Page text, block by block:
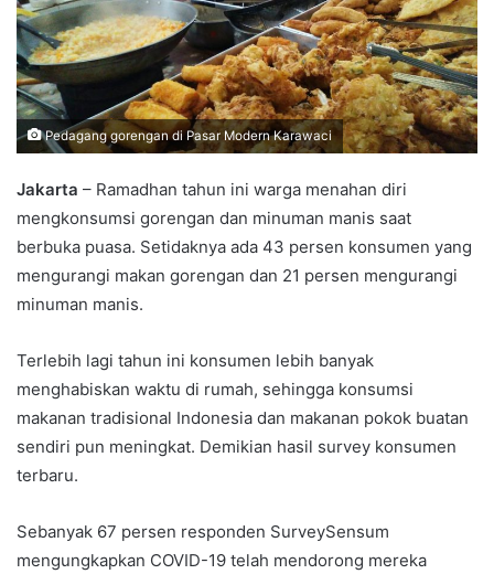
Pedagang gorengan di Pasar Modern Karawaci
Jakarta – Ramadhan tahun ini warga menahan diri
mengkonsumsi gorengan dan minuman manis saat
berbuka puasa. Setidaknya ada 43 persen konsumen yang
mengurangi makan gorengan dan 21 persen mengurangi
minuman manis.
Terlebih lagi tahun ini konsumen lebih banyak
menghabiskan waktu di rumah, sehingga konsumsi
makanan tradisional Indonesia dan makanan pokok buatan
sendiri pun meningkat. Demikian hasil survey konsumen
terbaru.
Sebanyak 67 persen responden SurveySensum
mengungkapkan COVID-19 telah mendorong mereka